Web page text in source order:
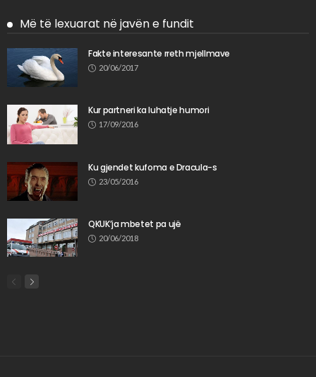
Më të lexuarat në javën e fundit
Fakte interesante rreth mjellmave
20/06/2017
Kur partneri ka luhatje humori
17/09/2016
Ku gjendet kufoma e Dracula-s
23/05/2016
QKUK’ja mbetet pa ujë
20/06/2018